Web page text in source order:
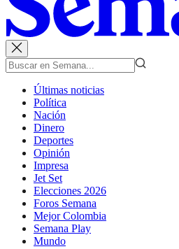
Últimas noticias
Política
Nación
Dinero
Deportes
Opinión
Impresa
Jet Set
Elecciones 2026
Foros Semana
Mejor Colombia
Semana Play
Mundo